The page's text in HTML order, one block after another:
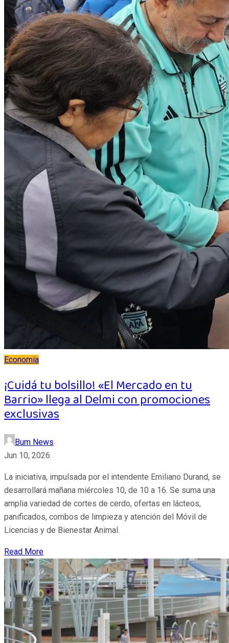
Economía
¡Cuidá tu bolsillo! «El Mercado en tu
Barrio» llega al Delmi con promociones
exclusivas
Bum News
Jun 10, 2026
La iniciativa, impulsada por el intendente Emiliano Durand, se
desarrollará mañana miércoles 10, de 10 a 16. Se suma una
amplia variedad de cortes de cerdo, ofertas en lácteos,
panificados, combos de limpieza y atención del Móvil de
Licencias y de Bienestar Animal.
Read More